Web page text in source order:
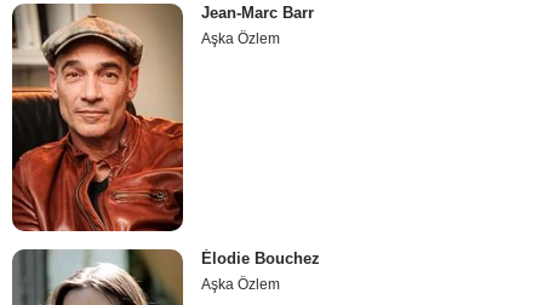
Jean-Marc Barr
Aşka Özlem
Élodie Bouchez
Aşka Özlem